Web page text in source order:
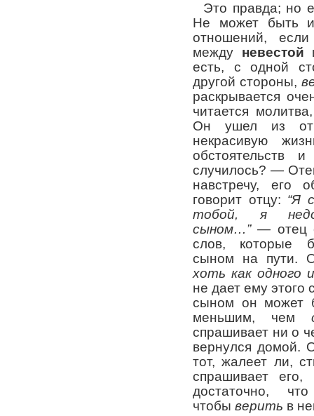
Это правда; но
Не может быть
отношений,
между невестой
есть, с одной
другой стороны,
раскрывается
читается
Он ушел из
некрасивую
случилось? —
навстречу, его
говорит отцу: “Я
тобой, я
сыном…” — отец
слов, которые
сыном на пути.
хоть как одного
не дает ему этого
сыном он может
меньшим, чем
спрашивает ни о
вернулся домой.
тот, жалеет ли,
спрашивает
достаточно,
чтобы верить в